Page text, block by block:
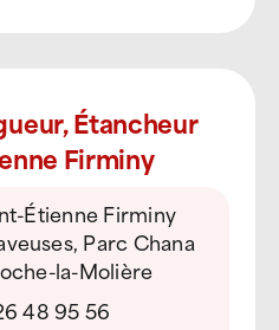
Étancheur
Firminy
Étienne Firminy
Parc Chana
la-Molière
48 95 56